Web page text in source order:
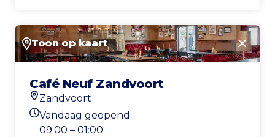
Toon op kaart
Café Neuf Zandvoort
Locatie
Zandvoort
Openingstijden vandaag
Vandaag geopend
09:00 – 01:00